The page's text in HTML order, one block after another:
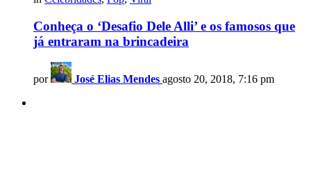
Conheça o ‘Desafio Dele Alli’ e os famosos que
já entraram na brincadeira
por José Elias Mendes agosto 20, 2018, 7:16 pm